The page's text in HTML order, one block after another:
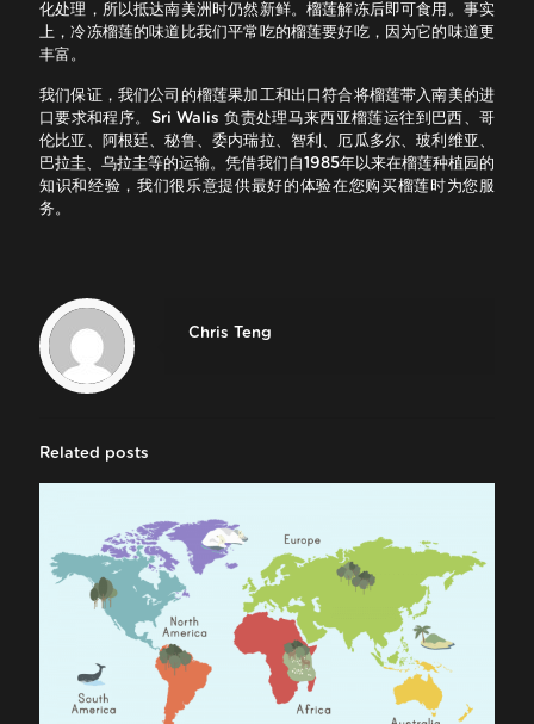
化处理，所以抵达南美洲时仍然新鲜。榴莲解冻后即可食用。事实
上，冷冻榴莲的味道比我们平常吃的榴莲要好吃，因为它的味道更
丰富。
我们保证，我们公司的榴莲果加工和出口符合将榴莲带入南美的进
口要求和程序。Sri Walis 负责处理马来西亚榴莲运往到巴西、哥
伦比亚、阿根廷、秘鲁、委内瑞拉、智利、厄瓜多尔、玻利维亚、
巴拉圭、乌拉圭等的运输。凭借我们自1985年以来在榴莲种植园的
知识和经验，我们很乐意提供最好的体验在您购买榴莲时为您服
务。
Chris Teng
Related posts